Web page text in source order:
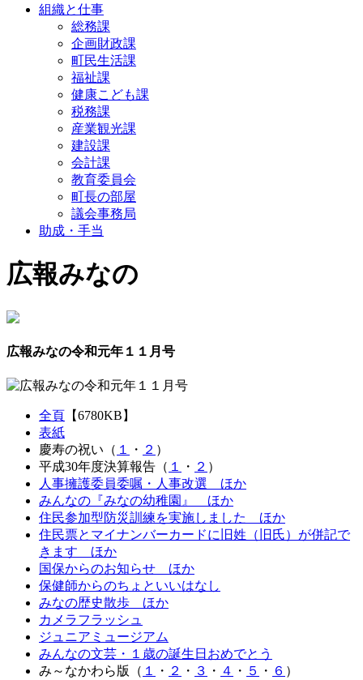
組織と仕事
総務課
企画財政課
町民生活課
福祉課
健康こども課
税務課
産業観光課
建設課
会計課
教育委員会
町長の部屋
議会事務局
助成・手当
広報みなの
広報みなの令和元年１１月号
全頁 【6780KB】
表紙
慶寿の祝い（ １ ・ ２ ）
平成30年度決算報告（ １ ・ ２ ）
人事擁護委員委嘱・人事改選 ほか
みんなの『みなの幼稚園』 ほか
住民参加型防災訓練を実施しました ほか
住民票とマイナンバーカードに旧姓（旧氏）が併記で
きます ほか
国保からのお知らせ ほか
保健師からのちょといいはなし
みなの歴史散歩 ほか
カメラフラッシュ
ジュニアミュージアム
みんなの文芸・１歳の誕生日おめでとう
み～なかわら版（ １ ・ ２ ・ ３ ・ ４ ・ ５ ・ ６ ）